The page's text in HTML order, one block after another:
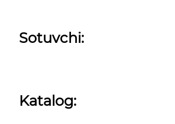
Sotuvchi:
Katalog: